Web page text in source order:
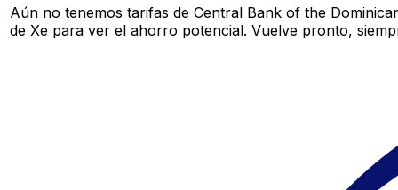
Aún no tenemos tarifas de Central Bank of the
de Xe para ver el ahorro potencial. Vuelve pronto,